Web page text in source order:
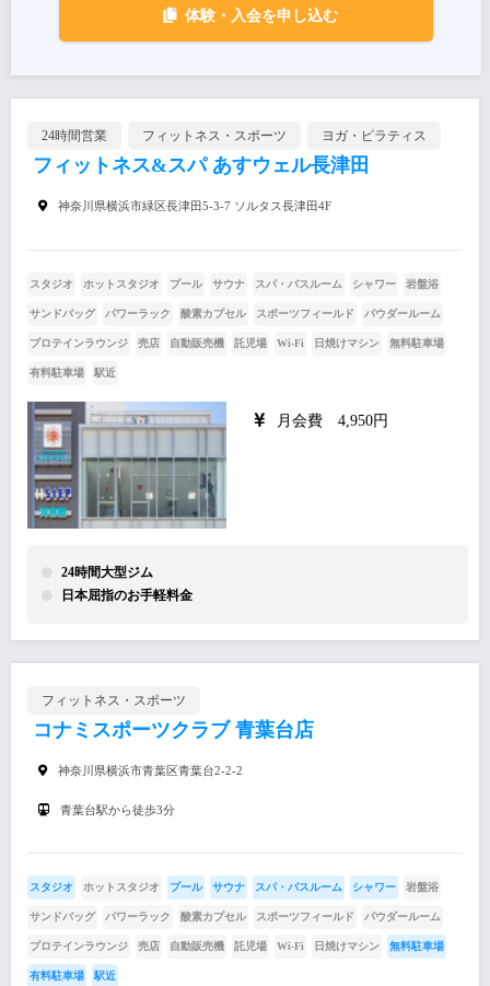
体験・入会を申し込む
24時間営業 フィットネス・スポーツ ヨガ・ピラティス
フィットネス&スパ あすウェル長津田
神奈川県横浜市緑区長津田5-3-7 ソルタス長津田4F
スタジオ ホットスタジオ プール サウナ スパ・バスルーム シャワー 岩盤浴
サンドバッグ パワーラック 酸素カプセル スポーツフィールド パウダールーム
プロテインラウンジ 売店 自動販売機 託児場 Wi-Fi 日焼けマシン 無料駐車場
有料駐車場 駅近
月会費 4,950円
24時間大型ジム
日本屈指のお手軽料金
フィットネス・スポーツ
コナミスポーツクラブ 青葉台店
神奈川県横浜市青葉区青葉台2-2-2
青葉台駅から徒歩3分
スタジオ ホットスタジオ プール サウナ スパ・バスルーム シャワー 岩盤浴
サンドバッグ パワーラック 酸素カプセル スポーツフィールド パウダールーム
プロテインラウンジ 売店 自動販売機 託児場 Wi-Fi 日焼けマシン 無料駐車場
有料駐車場 駅近